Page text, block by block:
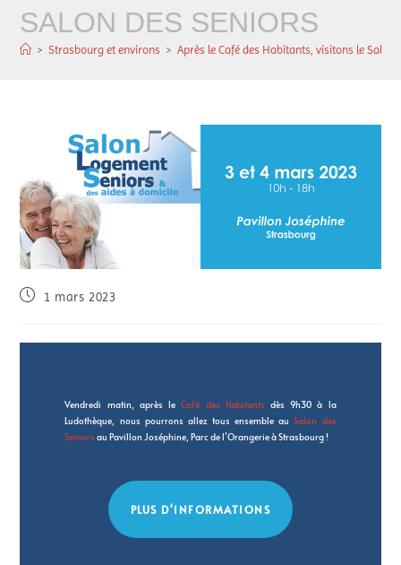
SALON DES SENIORS
> Strasbourg et environs > Après le Café des Habitants, visitons le Salon
1 mars 2023
Vendredi matin, après leCafé des Habitants dès 9h30 à la
Ludothèque, nous pourrons allez tous ensemble auSalon des
Seniors au Pavillon Joséphine, Parc de l’Orangerie à Strasbourg !
PLUS D'INFORMATIONS